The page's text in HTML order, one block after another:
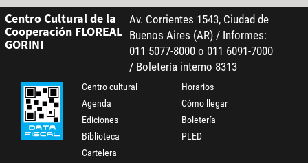
Centro Cultural de la
Cooperación FLOREAL
GORINI
Av. Corrientes 1543, Ciudad de
Buenos Aires (AR) / Informes:
011 5077-8000 o 011 6091-7000
/ Boletería interno 8313
Centro cultural
Agenda
Ediciones
Biblioteca
Cartelera
Horarios
Cómo llegar
Boletería
PLED